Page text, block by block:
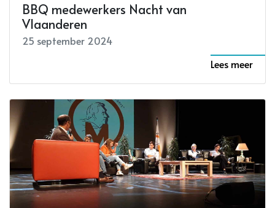
BBQ medewerkers Nacht van
Vlaanderen
25 september 2024
Lees meer